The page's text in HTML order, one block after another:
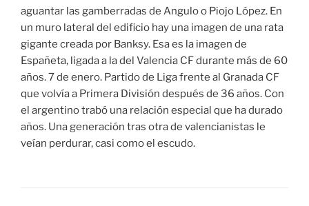
aguantar las gamberradas de Angulo o Piojo López. En
un muro lateral del edificio hay una imagen de una rata
gigante creada por Banksy. Esa es la imagen de
Españeta, ligada a la del Valencia CF durante más de 60
años. 7 de enero. Partido de Liga frente al Granada CF
que volvía a Primera División después de 36 años. Con
el argentino trabó una relación especial que ha durado
años. Una generación tras otra de valencianistas le
veían perdurar, casi como el escudo.